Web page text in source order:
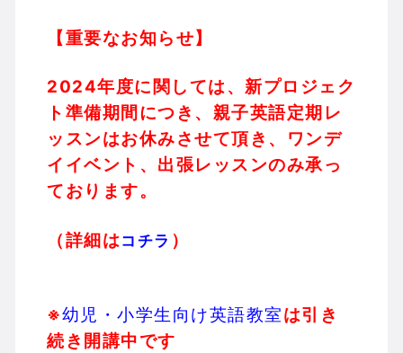
【重要なお知らせ】
2024年度に関しては、新プロジェク
ト準備期間につき、親子英語定期レ
ッスンはお休みさせて頂き、ワンデ
イイベント、出張レッスンのみ承っ
ております。
（詳細はコチラ ）
※幼児・小学生向け英語教室は引き
続き開講中です